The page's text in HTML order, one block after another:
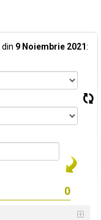
din 9 Noiembrie 2021: